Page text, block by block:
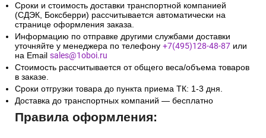
Сроки и стоимость доставки транспортной компанией
(СДЭК, Боксберри) рассчитывается автоматически на
странице оформления заказа.
Информацию по отправке другими службами доставки
уточняйте у менеджера по телефону +7(495)128-48-87 или
на Email sales@1oboi.ru
Стоимость рассчитывается от общего веса/объема товаров
в заказе.
Сроки отгрузки товара до пункта приема ТК: 1-3 дня.
Доставка до транспортных компаний — бесплатно
Правила оформления: